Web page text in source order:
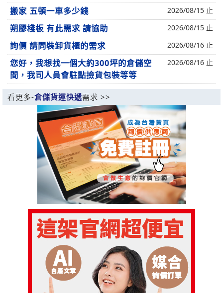
搬家 五頓一車多少錢 2026/08/15 止
朔膠棧板 有此需求 請協助 2026/08/15 止
詢價 請問裝卸貨櫃的需求 2026/08/16 止
您好，我想找一個大約300坪的倉儲空
間，我司人員會駐點撿貨包裝等等
2026/08/16 止
看更多-倉儲貨運快遞需求 >>